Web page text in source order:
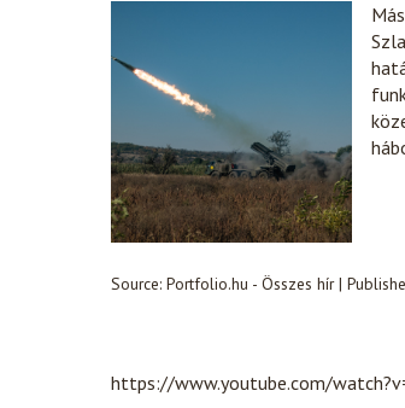
Source: Portfolio.hu - Összes hír|
https://www.youtube.com/